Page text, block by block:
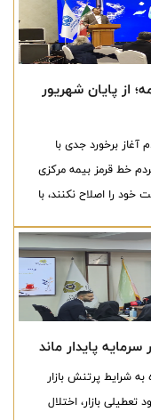
از پایان شهریور
آغاز برخورد جدی با
خط قرمز بیمه مرکزی
را اصلاح نکنند، با
از پایان شهریورماه
پایدار ماند
به شرایط پرتنش بازار
بازار، اختلال